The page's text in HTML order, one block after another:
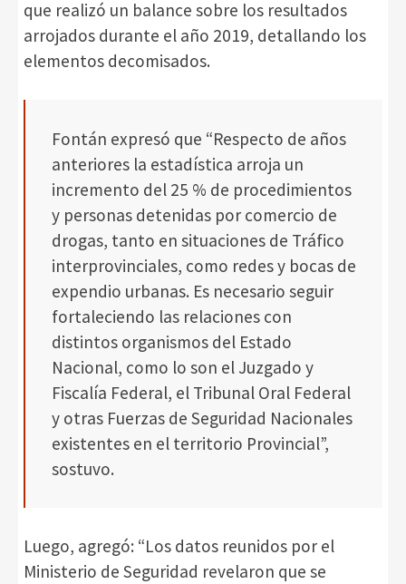
que realizó un balance sobre los resultados
arrojados durante el año 2019, detallando los
elementos decomisados.
Fontán expresó que “Respecto de años
anteriores la estadística arroja un
incremento del 25 % de procedimientos
y personas detenidas por comercio de
drogas, tanto en situaciones de Tráfico
interprovinciales, como redes y bocas de
expendio urbanas. Es necesario seguir
fortaleciendo las relaciones con
distintos organismos del Estado
Nacional, como lo son el Juzgado y
Fiscalía Federal, el Tribunal Oral Federal
y otras Fuerzas de Seguridad Nacionales
existentes en el territorio Provincial”,
sostuvo.
Luego, agregó: “Los datos reunidos por el
Ministerio de Seguridad revelaron que se